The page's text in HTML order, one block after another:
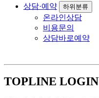
상담·예약
하위분류
온라인상담
비용문의
상담바로예약
TOPLINE LOGIN